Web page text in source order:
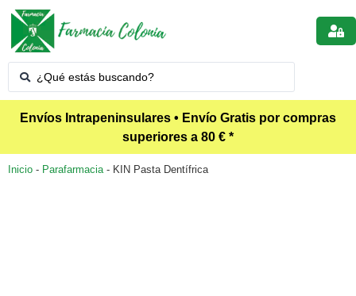
Envíos Intrapeninsulares • Envío Gratis por compras
superiores a 80 € *
Inicio - Parafarmacia- KIN Pasta Dentífrica